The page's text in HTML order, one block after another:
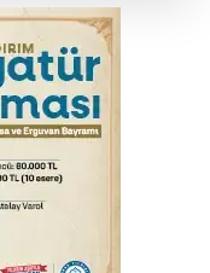
sunuyoruz
halkındır
olacak?